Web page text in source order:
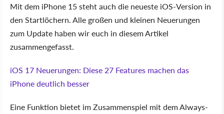
Mit dem iPhone 15 steht auch die neueste iOS-Version in
den Startlöchern. Alle großen und kleinen Neuerungen
zum Update haben wir euch in diesem Artikel
zusammengefasst.
iOS 17 Neuerungen: Diese 27 Features machen das
iPhone deutlich besser
Eine Funktion bietet im Zusammenspiel mit dem Always-